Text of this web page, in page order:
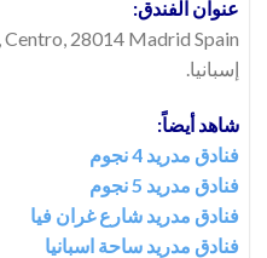
عنوان الفندق:
إسبانيا.
شاهد أيضاً:
فنادق مدريد 4 نجوم
فنادق مدريد 5 نجوم
فنادق مدريد شارع غران فيا
فنادق مدريد ساحة اسبانيا